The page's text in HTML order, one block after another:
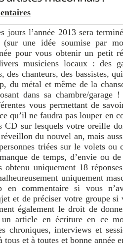
jours l’année 2013 sera
(sur une idée soumise par
pour vous obtenir un petit
musiciens locaux : des
des chanteurs, des bassistes,
du métal et même de la
dans sa chambre/
vous permettant de
qu’il ne faudra pas louper en
CD sur lesquels votre oreille
du nouvel an, mais
triées sur le volets ou
de temps, d’envie ou
uniquement 18
uniquement
commentaire si vous
et de préciser votre groupe
également le droit de
article en écriture en ce
chroniques, interviews et
et à toutes et bonne année